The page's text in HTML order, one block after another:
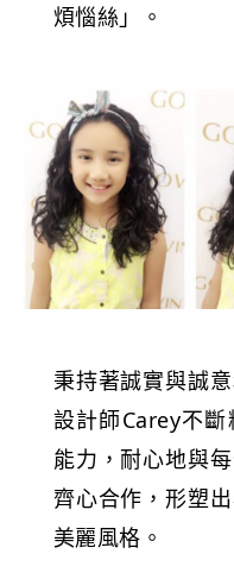
煩惱絲」。
秉持著誠實與誠
設計師Carey不
能力，耐心地與
齊心合作，形塑
美麗風格。